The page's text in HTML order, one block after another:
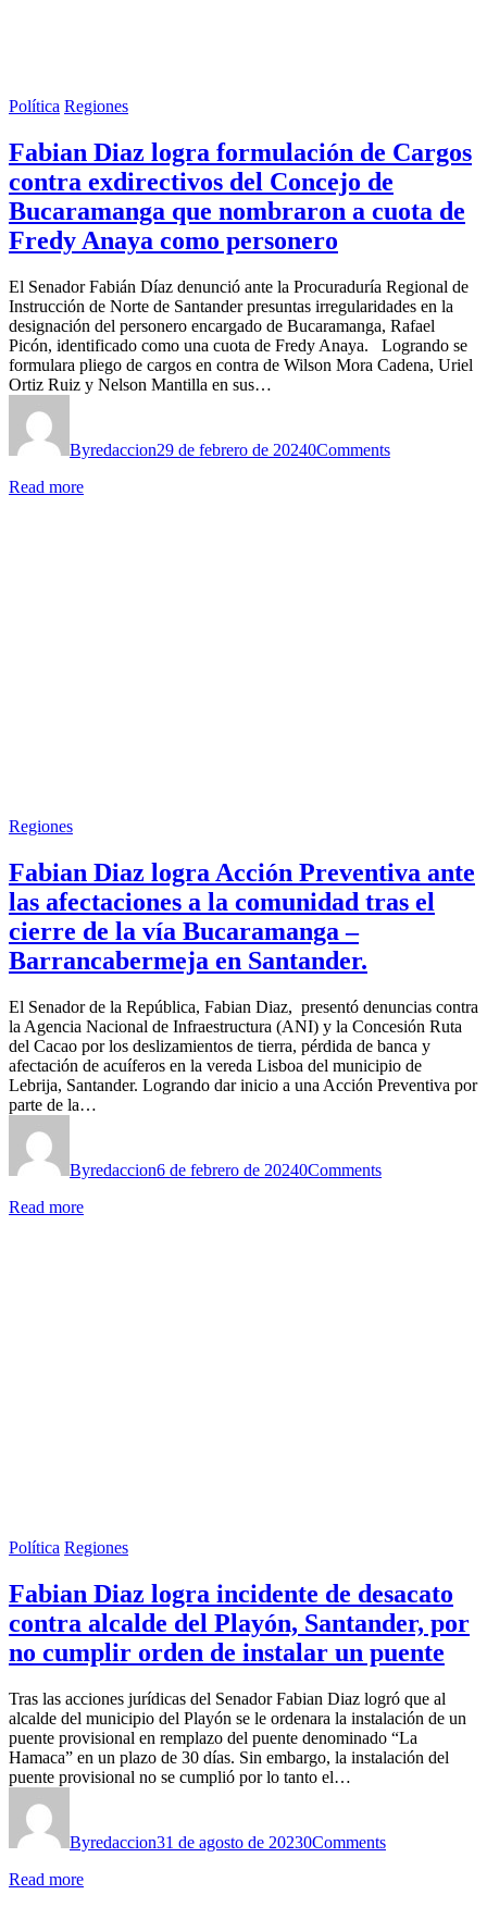
Política Regiones
Fabian Diaz logra formulación de Cargos
contra exdirectivos del Concejo de
Bucaramanga que nombraron a cuota de
Fredy Anaya como personero
El Senador Fabián Díaz denunció ante la Procuraduría Regional de
Instrucción de Norte de Santander presuntas irregularidades en la
designación del personero encargado de Bucaramanga, Rafael
Picón, identificado como una cuota de Fredy Anaya. Logrando se
formulara pliego de cargos en contra de Wilson Mora Cadena, Uriel
Ortiz Ruiz y Nelson Mantilla en sus…
Byredaccion29 de febrero de 20240Comments
Read more
Regiones
Fabian Diaz logra Acción Preventiva ante
las afectaciones a la comunidad tras el
cierre de la vía Bucaramanga –
Barrancabermeja en Santander.
El Senador de la República, Fabian Diaz, presentó denuncias contra
la Agencia Nacional de Infraestructura (ANI) y la Concesión Ruta
del Cacao por los deslizamientos de tierra, pérdida de banca y
afectación de acuíferos en la vereda Lisboa del municipio de
Lebrija, Santander. Logrando dar inicio a una Acción Preventiva por
parte de la…
Byredaccion6 de febrero de 20240Comments
Read more
Política Regiones
Fabian Diaz logra incidente de desacato
contra alcalde del Playón, Santander, por
no cumplir orden de instalar un puente
Tras las acciones jurídicas del Senador Fabian Diaz logró que al
alcalde del municipio del Playón se le ordenara la instalación de un
puente provisional en remplazo del puente denominado “La
Hamaca” en un plazo de 30 días. Sin embargo, la instalación del
puente provisional no se cumplió por lo tanto el…
Byredaccion31 de agosto de 20230Comments
Read more